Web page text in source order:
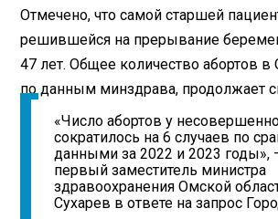
Отмечено, что самой старшей
решившейся на прерывание
47 лет. Общее количество абортов в
по данным минздрава, продолжает
«Число абортов у
сократилось на 6 случаев по
данными за 2022 и 2023 годы»,
первый заместитель министра
здравоохранения Омской
Сухарев в ответе на запрос